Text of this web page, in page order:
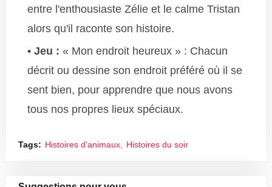
entre l'enthousiaste Zélie et le calme Tristan
alors qu'il raconte son histoire.
Jeu : « Mon endroit heureux » : Chacun
décrit ou dessine son endroit préféré où il se
sent bien, pour apprendre que nous avons
tous nos propres lieux spéciaux.
Tags: Histoires d'animaux Histoires du soir